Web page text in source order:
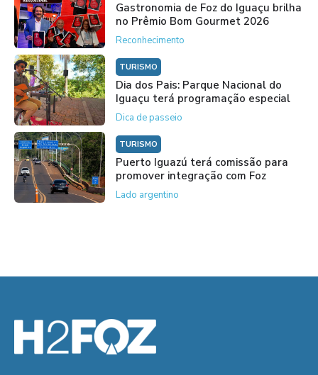
Gastronomia de Foz do Iguaçu brilha
no Prêmio Bom Gourmet 2026
Reconhecimento
TURISMO
Dia dos Pais: Parque Nacional do
Iguaçu terá programação especial
Dica de passeio
TURISMO
Puerto Iguazú terá comissão para
promover integração com Foz
Lado argentino